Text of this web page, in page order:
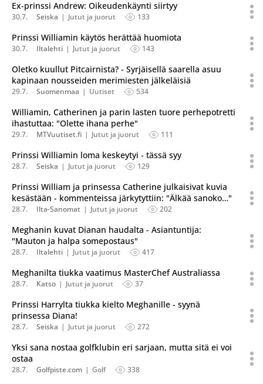
Ex-prinssi Andrew: Oikeudenkäynti siirtyy
30.7. Seiska Jutut ja juorut 133
Prinssi Williamin käytös herättää huomiota
30.7. Iltalehti Jutut ja juorut 143
Oletko kuullut Pitcairnista? - Syrjäisellä saarella asuu
kapinaan nousseiden merimiesten jälkeläisiä
29.7. Suomenmaa Uutiset 534
Williamin, Catherinen ja parin lasten tuore perhepotretti
ihastuttaa: "Olette ihana perhe"
29.7. MTVuutiset.fi Jutut ja juorut 111
Prinssi Williamin loma keskeytyi - tässä syy
28.7. Seiska Jutut ja juorut 129
Prinssi William ja prinsessa Catherine julkaisivat kuvia
kesästään - kommenteissa järkytyttiin: "Älkää sanoko…"
28.7. Ilta-Sanomat Jutut ja juorut 202
Meghanin kuvat Dianan haudalta - Asiantuntija:
"Mauton ja halpa somepostaus"
28.7. Iltalehti Jutut ja juorut 417
Meghanilta tiukka vaatimus MasterChef Australiassa
28.7. Katso Jutut ja juorut 37
Prinssi Harrylta tiukka kielto Meghanille - syynä
prinsessa Diana!
28.7. Seiska Jutut ja juorut 272
Yksi sana nostaa golfklubin eri sarjaan, mutta sitä ei voi
ostaa
28.7. Golfpiste.com Golf 338